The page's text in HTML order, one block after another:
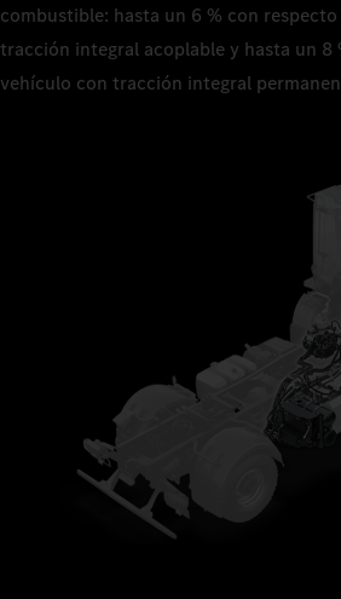
combustible: hasta un 6 % con
tracción integral acoplable y hasta un 8
vehículo con tracción integral